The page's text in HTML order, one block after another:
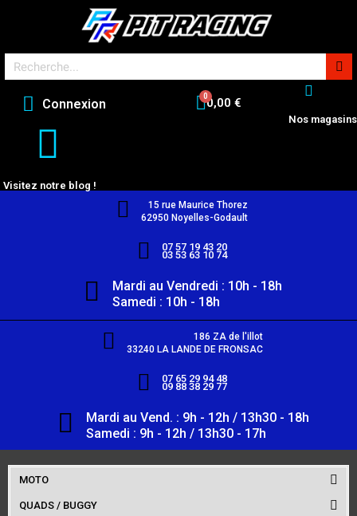
Connexion 0,00 €
Nos magasins
Visitez notre blog !
15 rue Maurice Thorez
62950 Noyelles-Godault
07 57 19 43 20
03 53 63 10 74
Mardi au Vendredi : 10h - 18h
Samedi : 10h - 18h
186 ZA de l'illot
33240 LA LANDE DE FRONSAC
07 65 29 94 48
09 88 38 29 77
Mardi au Vend. : 9h - 12h / 13h30 - 18h
Samedi : 9h - 12h / 13h30 - 17h
MOTO
QUADS / BUGGY